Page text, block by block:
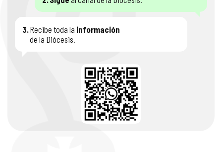
3.Recibe toda la información
de la Diócesis.